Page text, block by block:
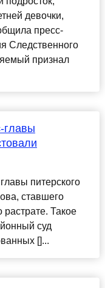
девочки,
пресс-
Следственного
признал
главы
питерского
ставшего
Такое
суд
[]...